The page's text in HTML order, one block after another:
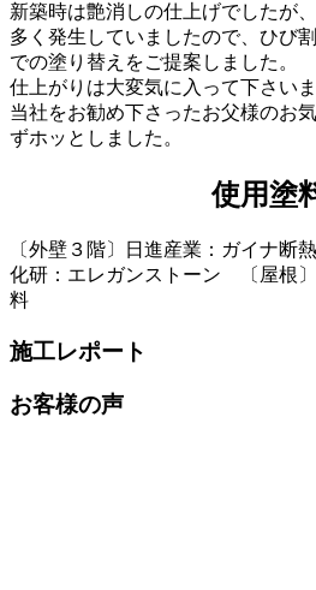
新築時は艶消しの仕上げでしたが
多く発生していましたので、ひび
での塗り替えをご提案しました。
仕上がりは大変気に入って下さいま
当社をお勧め下さったお父様のお
ずホッとしました。
使用塗
〔外壁３階〕日進産業：ガイナ
化研：エレガンストーン 〔屋根
料
施工レポート
お客様の声